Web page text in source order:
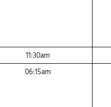
11:30am
06:15am